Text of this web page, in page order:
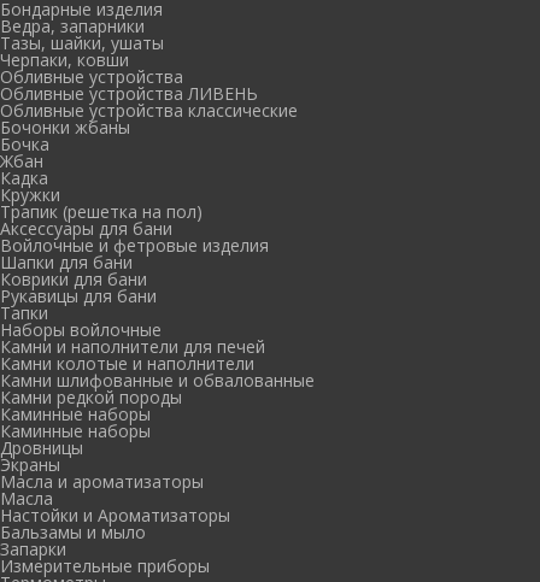
Бондарные изделия
Ведра, запарники
Тазы, шайки, ушаты
Черпаки, ковши
Обливные устройства
Обливные устройства ЛИВЕНЬ
Обливные устройства классические
Бочонки жбаны
Бочка
Жбан
Кадка
Кружки
Трапик (решетка на пол)
Аксессуары для бани
Войлочные и фетровые изделия
Шапки для бани
Коврики для бани
Рукавицы для бани
Тапки
Наборы войлочные
Камни и наполнители для печей
Камни колотые и наполнители
Камни шлифованные и обвалованные
Камни редкой породы
Каминные наборы
Каминные наборы
Дровницы
Экраны
Масла и ароматизаторы
Масла
Настойки и Ароматизаторы
Бальзамы и мыло
Запарки
Измерительные приборы